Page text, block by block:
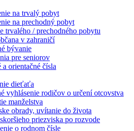
na trvalý pobyt
na prechodný pobyt
trvalého / prechodného pobytu
v zahraničí
bývanie
pre seniorov
a orientačné čísla
dieťaťa
vyhlásenie rodičov o určení otcovstva
manželstva
obrady, uvítanie do života
priezviska po rozvode
o rodnom čísle